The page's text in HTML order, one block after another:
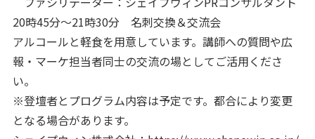
20時45分～21時30分 名刺交換＆交流会
アルコールと軽食を用意しています。講師への質問や広
報・マーケ担当者同士の交流の場としてご活用くださ
い。
※登壇者とプログラム内容は予定です。都合により変更
となる場合があります。